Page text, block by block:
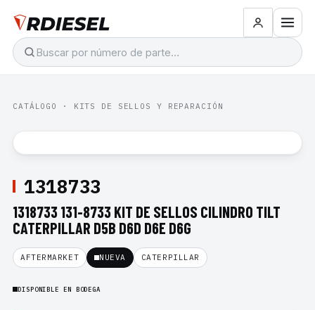
CATÁLOGO · KITS DE SELLOS Y REPARACIÓN
1318733
1318733 131-8733 KIT DE SELLOS CILINDRO TILT
CATERPILLAR D5B D6D D6E D6G
AFTERMARKET NUEVA CATERPILLAR
DISPONIBLE EN BODEGA